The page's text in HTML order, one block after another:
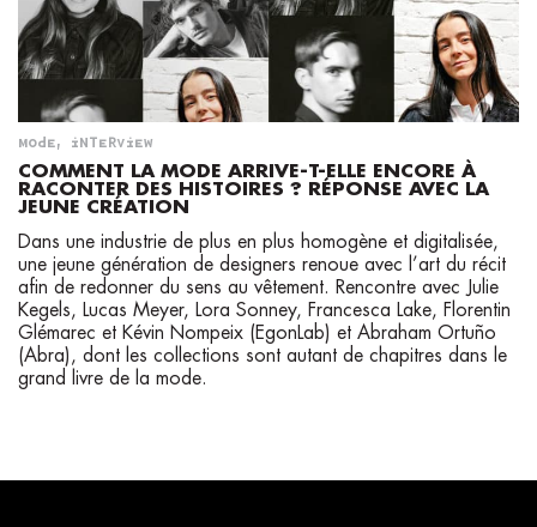
MODE, INTERVIEW
COMMENT LA MODE ARRIVE-T-ELLE ENCORE À
RACONTER DES HISTOIRES ? RÉPONSE AVEC LA
JEUNE CRÉATION
Dans une industrie de plus en plus homogène et digitalisée,
une jeune génération de designers renoue avec l’art du récit
afin de redonner du sens au vêtement. Rencontre avec Julie
Kegels, Lucas Meyer, Lora Sonney, Francesca Lake, Florentin
Glémarec et Kévin Nompeix (EgonLab) et Abraham Ortuño
(Abra), dont les collections sont autant de chapitres dans le
grand livre de la mode.